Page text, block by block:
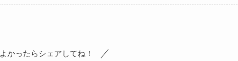
よかったらシェアしてね！